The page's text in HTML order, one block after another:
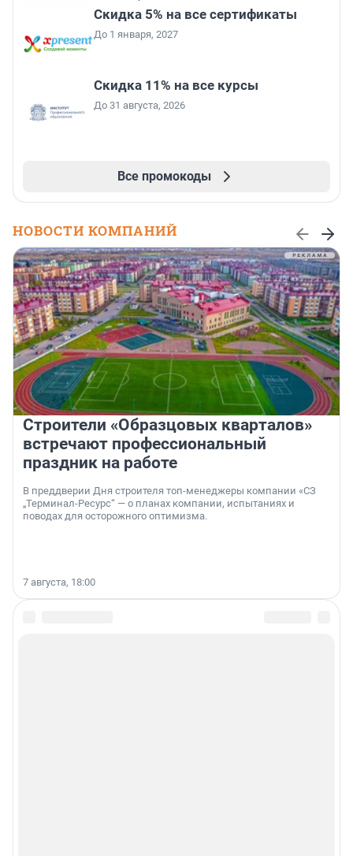
Скидка 5% на все сертификаты
До 1 января, 2027
Скидка 11% на все курсы
До 31 августа, 2026
Все промокоды
НОВОСТИ КОМПАНИЙ
Строители «Образцовых кварталов»
встречают профессиональный
праздник на работе
В преддверии Дня строителя топ-менеджеры компании «СЗ
„Терминал-Ресурс“ — о планах компании, испытаниях и
поводах для осторожного оптимизма.
7 августа, 18:00